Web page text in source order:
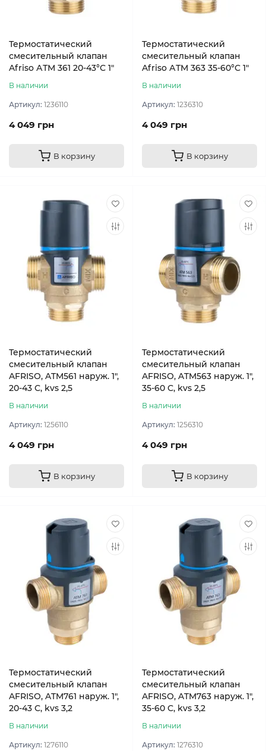
Термостатический
смесительный клапан
Afriso АТМ 361 20-43°С 1″
В наличии
Артикул: 1236110
4 049 грн
В корзину
Термостатический
смесительный клапан
Afriso АТМ 363 35-60°С 1″
В наличии
Артикул: 1236310
4 049 грн
В корзину
Термостатический
смесительный клапан
AFRISO, ATM561 наруж. 1",
20-43 С, kvs 2,5
В наличии
Артикул: 1256110
4 049 грн
В корзину
Термостатический
смесительный клапан
AFRISO, ATM563 наруж. 1",
35-60 С, kvs 2,5
В наличии
Артикул: 1256310
4 049 грн
В корзину
Термостатический
смесительный клапан
AFRISO, ATM761 наруж. 1",
20-43 С, kvs 3,2
В наличии
Артикул: 1276110
Термостатический
смесительный клапан
AFRISO, ATM763 наруж. 1",
35-60 С, kvs 3,2
В наличии
Артикул: 1276310